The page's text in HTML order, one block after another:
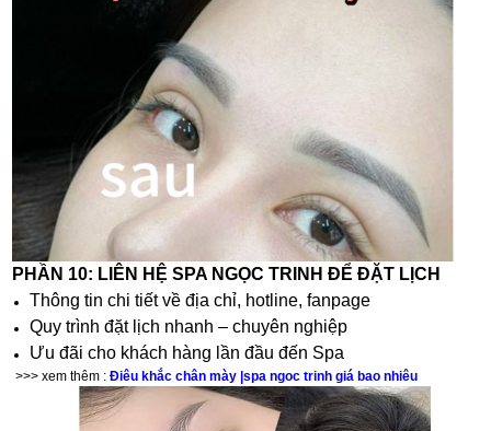
PHẦN 10: LIÊN HỆ SPA NGỌC TRINH ĐỂ ĐẶT LỊCH
Thông tin chi tiết về địa chỉ, hotline, fanpage
Quy trình đặt lịch nhanh – chuyên nghiệp
Ưu đãi cho khách hàng lần đầu đến Spa
>>> xem thêm : Điêu khắc chân mày |spa ngoc trinh giá bao nhiêu